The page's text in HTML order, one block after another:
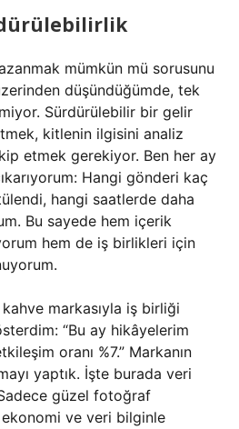
mümkün mü sorusunu
düşündüğümde, tek
Sürdürülebilir bir gelir
kitlenin ilgisini analiz
etmek gerekiyor. Ben her ay
Hangi gönderi kaç
hangi saatlerde daha
Bu sayede hem içerik
hem de iş birlikleri için
markasıyla iş birliği
“Bu ay hikâyelerim
oranı %7.” Markanın
yaptık. İşte burada veri
güzel fotoğraf
ve veri bilginle